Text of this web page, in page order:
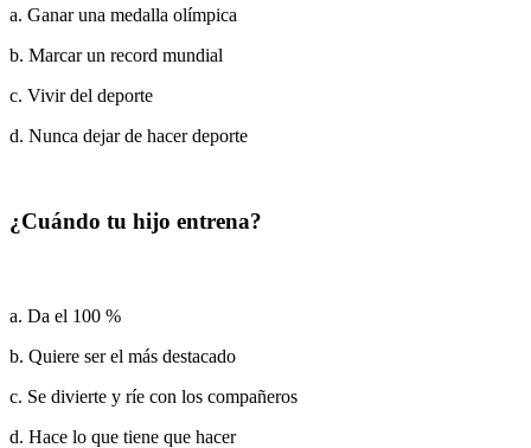
a. Ganar una medalla olímpica
b. Marcar un record mundial
c. Vivir del deporte
d. Nunca dejar de hacer deporte
¿Cuándo tu hijo entrena?
a. Da el 100 %
b. Quiere ser el más destacado
c. Se divierte y ríe con los compañeros
d. Hace lo que tiene que hacer